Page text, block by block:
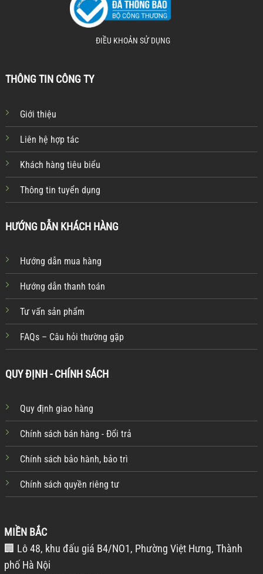
ĐIỀU KHOẢN SỬ DỤNG
THÔNG TIN CÔNG TY
Giới thiệu
Liên hệ hợp tác
Khách hàng tiêu biểu
Thông tin tuyển dụng
HƯỚNG DẪN KHÁCH HÀNG
Hướng dẫn mua hàng
Hướng dẫn thanh toán
Tư vấn sản phẩm
FAQs – Câu hỏi thường gặp
QUY ĐỊNH - CHÍNH SÁCH
Quy định giao hàng
Chính sách bán hàng - Đổi trả
Chính sách bảo hành, bảo trì
Chính sách quyền riêng tư
MIỀN BẮC
🏢 Lô 48, khu đấu giá B4/NO1, Phường Việt Hưng, Thành
phố Hà Nội